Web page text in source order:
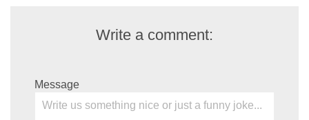
Write a comment:
Message